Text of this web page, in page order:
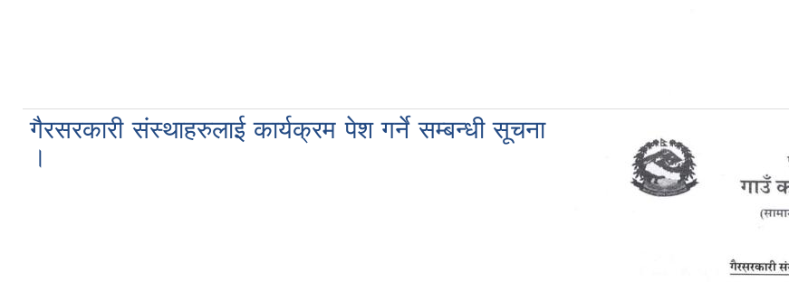
गैरसरकारी संस्थाहरुलाई कार्यक्रम पेश गर्ने सम्बन्धी सूचना
।